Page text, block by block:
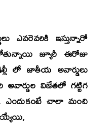
ఇస్తున్నారో
జ్యూరీ ఈరోజు
లో జాతీయ అవార్డులు
విజేతలో గట్టిగ
ఎందుకంటే చాలా మంచి